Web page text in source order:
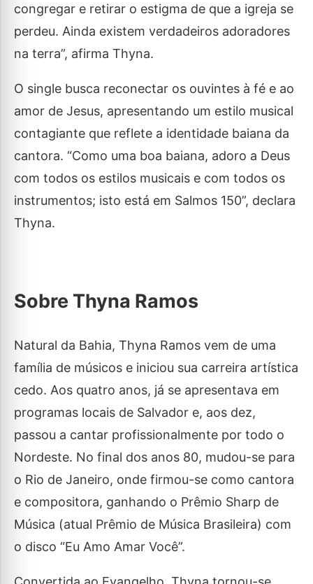
congregar e retirar o estigma de que a igreja se
perdeu. Ainda existem verdadeiros adoradores
na terra”, afirma Thyna.
O single busca reconectar os ouvintes à fé e ao
amor de Jesus, apresentando um estilo musical
contagiante que reflete a identidade baiana da
cantora. “Como uma boa baiana, adoro a Deus
com todos os estilos musicais e com todos os
instrumentos; isto está em Salmos 150”, declara
Thyna.
Sobre Thyna Ramos
Natural da Bahia, Thyna Ramos vem de uma
família de músicos e iniciou sua carreira artística
cedo. Aos quatro anos, já se apresentava em
programas locais de Salvador e, aos dez,
passou a cantar profissionalmente por todo o
Nordeste. No final dos anos 80, mudou-se para
o Rio de Janeiro, onde firmou-se como cantora
e compositora, ganhando o Prêmio Sharp de
Música (atual Prêmio de Música Brasileira) com
o disco “Eu Amo Amar Você”.